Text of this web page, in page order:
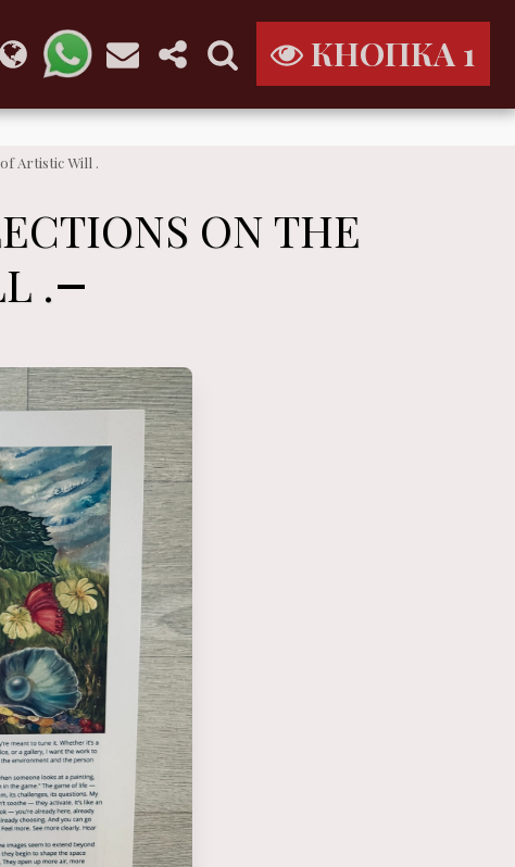
КНОПКА 1
Artistic Will .
ON THE
.